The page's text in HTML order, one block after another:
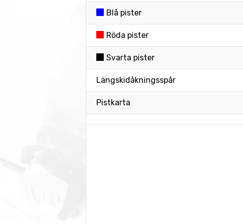
Blå pister
Röda pister
Svarta pister
Längskidåkningsspår
Pistkarta